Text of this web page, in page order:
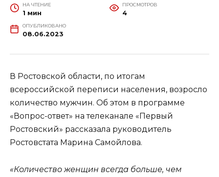
НА ЧТЕНИЕ
1 мин
ПРОСМОТРОВ
4
ОПУБЛИКОВАНО
08.06.2023
В Ростовской области, по итогам
всероссийской переписи населения, возросло
количество мужчин. Об этом в программе
«Вопрос-ответ» на телеканале «Первый
Ростовский» рассказала руководитель
Ростовстата Марина Самойлова.
«Количество женщин всегда больше, чем